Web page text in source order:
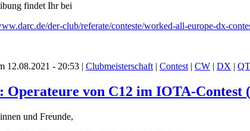
findet Ihr bei
der-club/referate/conteste/worked-all-europe-dx-
12.08.2021 - 20:53 | Clubmeisterschaft| Contest| CW DX
Operateure von C12 im IOTA-Contest
und Freunde,